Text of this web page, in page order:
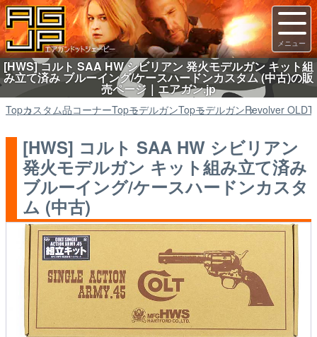
[HWS] コルト SAA HW シビリアン 発火モデルガン キット組
み立て済み ブルーイング/ケースハードンカスタム (中古)の販
売ページ｜エアガン.jp
Topカスタム品コーナーTopモデルガンTopモデルガンRevolver OLD
[HWS] コルト SAA HW シビリアン
発火モデルガン キット組み立て済み
ブルーイング/ケースハードンカスタ
ム (中古)